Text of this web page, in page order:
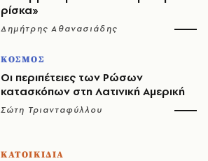
ρίσκα»
Δημήτρης Αθανασιάδης
ΚΟΣΜΟΣ
Οι περιπέτειες των Ρώσων
κατασκόπων στη Λατινική Αμερική
Σώτη Τριανταφύλλου
ΚΑΤΟΙΚΙΔΙΑ